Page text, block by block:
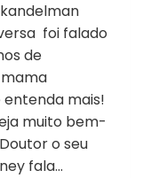
foi falado
de
mais!
muito bem-
o seu
fala…